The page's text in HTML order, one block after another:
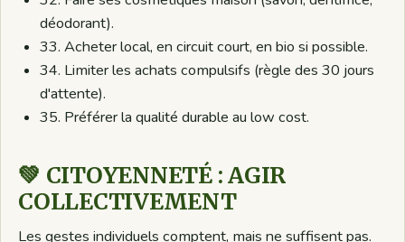
déodorant).
33. Acheter local, en circuit court, en bio si possible.
34. Limiter les achats compulsifs (règle des 30 jours
d'attente).
35. Préférer la qualité durable au low cost.
💚 CITOYENNETÉ : AGIR
COLLECTIVEMENT
Les gestes individuels comptent, mais ne suffisent pas.